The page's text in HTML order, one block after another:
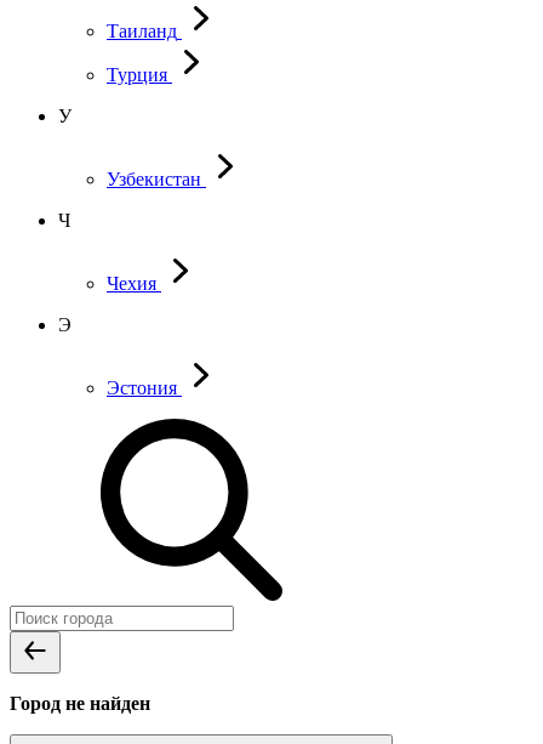
Таиланд
Турция
У
Узбекистан
Ч
Чехия
Э
Эстония
Город не найден